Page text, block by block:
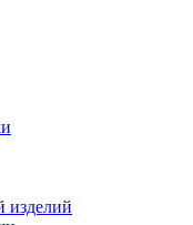
изделий